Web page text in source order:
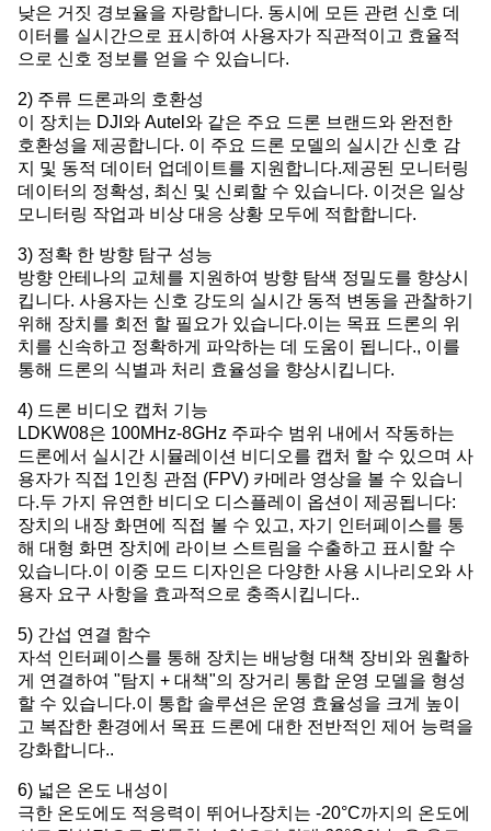
낮은 거짓 경보율을 자랑합니다. 동시에 모든 관련 신호 데
이터를 실시간으로 표시하여 사용자가 직관적이고 효율적
으로 신호 정보를 얻을 수 있습니다.
2) 주류 드론과의 호환성
이 장치는 DJI와 Autel와 같은 주요 드론 브랜드와 완전한
호환성을 제공합니다. 이 주요 드론 모델의 실시간 신호 감
지 및 동적 데이터 업데이트를 지원합니다.제공된 모니터링
데이터의 정확성, 최신 및 신뢰할 수 있습니다. 이것은 일상
모니터링 작업과 비상 대응 상황 모두에 적합합니다.
3) 정확 한 방향 탐구 성능
방향 안테나의 교체를 지원하여 방향 탐색 정밀도를 향상시
킵니다. 사용자는 신호 강도의 실시간 동적 변동을 관찰하기
위해 장치를 회전 할 필요가 있습니다.이는 목표 드론의 위
치를 신속하고 정확하게 파악하는 데 도움이 됩니다., 이를
통해 드론의 식별과 처리 효율성을 향상시킵니다.
4) 드론 비디오 캡처 기능
LDKW08은 100MHz-8GHz 주파수 범위 내에서 작동하는
드론에서 실시간 시뮬레이션 비디오를 캡처 할 수 있으며 사
용자가 직접 1인칭 관점 (FPV) 카메라 영상을 볼 수 있습니
다.두 가지 유연한 비디오 디스플레이 옵션이 제공됩니다:
장치의 내장 화면에 직접 볼 수 있고, 자기 인터페이스를 통
해 대형 화면 장치에 라이브 스트림을 수출하고 표시할 수
있습니다.이 이중 모드 디자인은 다양한 사용 시나리오와 사
용자 요구 사항을 효과적으로 충족시킵니다..
5) 간섭 연결 함수
자석 인터페이스를 통해 장치는 배낭형 대책 장비와 원활하
게 연결하여 "탐지 + 대책"의 장거리 통합 운영 모델을 형성
할 수 있습니다.이 통합 솔루션은 운영 효율성을 크게 높이
고 복잡한 환경에서 목표 드론에 대한 전반적인 제어 능력을
강화합니다..
6) 넓은 온도 내성이
극한 온도에도 적응력이 뛰어나장치는 -20°C까지의 온도에